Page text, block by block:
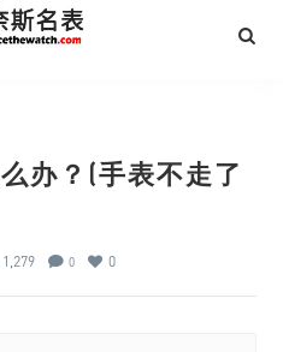
办？(手表不走了
1,279 0 0